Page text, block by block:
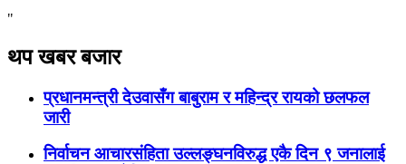
"
थप खबर बजार
प्रधानमन्त्री देउवासँग बाबुराम र महिन्द्र रायको छलफल
जारी
निर्वाचन आचारसंहिता उल्लङ्घनविरुद्ध एकै दिन ९ जनालाई